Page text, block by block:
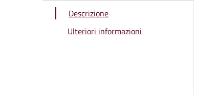
Descrizione
Ulteriori informazioni